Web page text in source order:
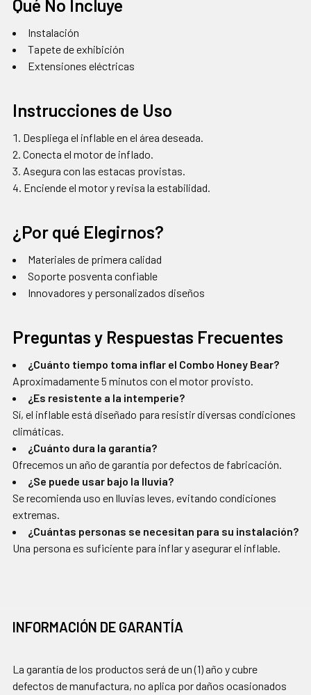
Qué No Incluye
Instalación
Tapete de exhibición
Extensiones eléctricas
Instrucciones de Uso
Despliega el inflable en el área deseada.
Conecta el motor de inflado.
Asegura con las estacas provistas.
Enciende el motor y revisa la estabilidad.
¿Por qué Elegirnos?
Materiales de primera calidad
Soporte posventa confiable
Innovadores y personalizados diseños
Preguntas y Respuestas Frecuentes
¿Cuánto tiempo toma inflar el Combo Honey Bear?
Aproximadamente 5 minutos con el motor provisto.
¿Es resistente a la intemperie?
Sí, el inflable está diseñado para resistir diversas condiciones
climáticas.
¿Cuánto dura la garantía?
Ofrecemos un año de garantía por defectos de fabricación.
¿Se puede usar bajo la lluvia?
Se recomienda uso en lluvias leves, evitando condiciones
extremas.
¿Cuántas personas se necesitan para su instalación?
Una persona es suficiente para inflar y asegurar el inflable.
INFORMACIÓN DE GARANTÍA
La garantía de los productos será de un (1) año y cubre
defectos de manufactura, no aplica por daños ocasionados